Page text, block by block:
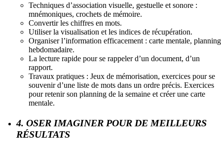
Techniques d’association visuelle, gestuelle et sonore :
mnémoniques, crochets de mémoire.
Convertir les chiffres en mots.
Utiliser la visualisation et les indices de récupération.
Organiser l’information efficacement : carte mentale, planning
hebdomadaire.
La lecture rapide pour se rappeler d’un document, d’un
rapport.
Travaux pratiques : Jeux de mémorisation, exercices pour se
souvenir d’une liste de mots dans un ordre précis. Exercices
pour retenir son planning de la semaine et créer une carte
mentale.
4. OSER IMAGINER POUR DE MEILLEURS
RÉSULTATS